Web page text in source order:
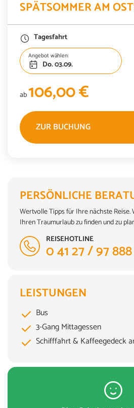
SPÄTSOMMER AM
Tagesfahrt
Angebot wählen:
Do. 03.09.
ab106,00 €
ZUR BUCHUNG
PERSÖNLICHE
Wertvolle Tipps für Ihre nächste Reise.
Ihren Traumurlaub zu finden und zu
REISEHOTLINE
0 41 27 / 97
LEISTUNGEN
Bus
3-Gang Mittagessen
Schifffahrt & Kaffeegedeck